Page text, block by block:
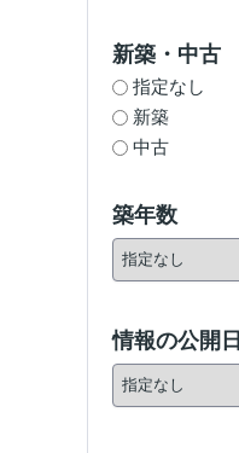
新築・中古
指定なし
新築
中古
築年数
情報の公開日